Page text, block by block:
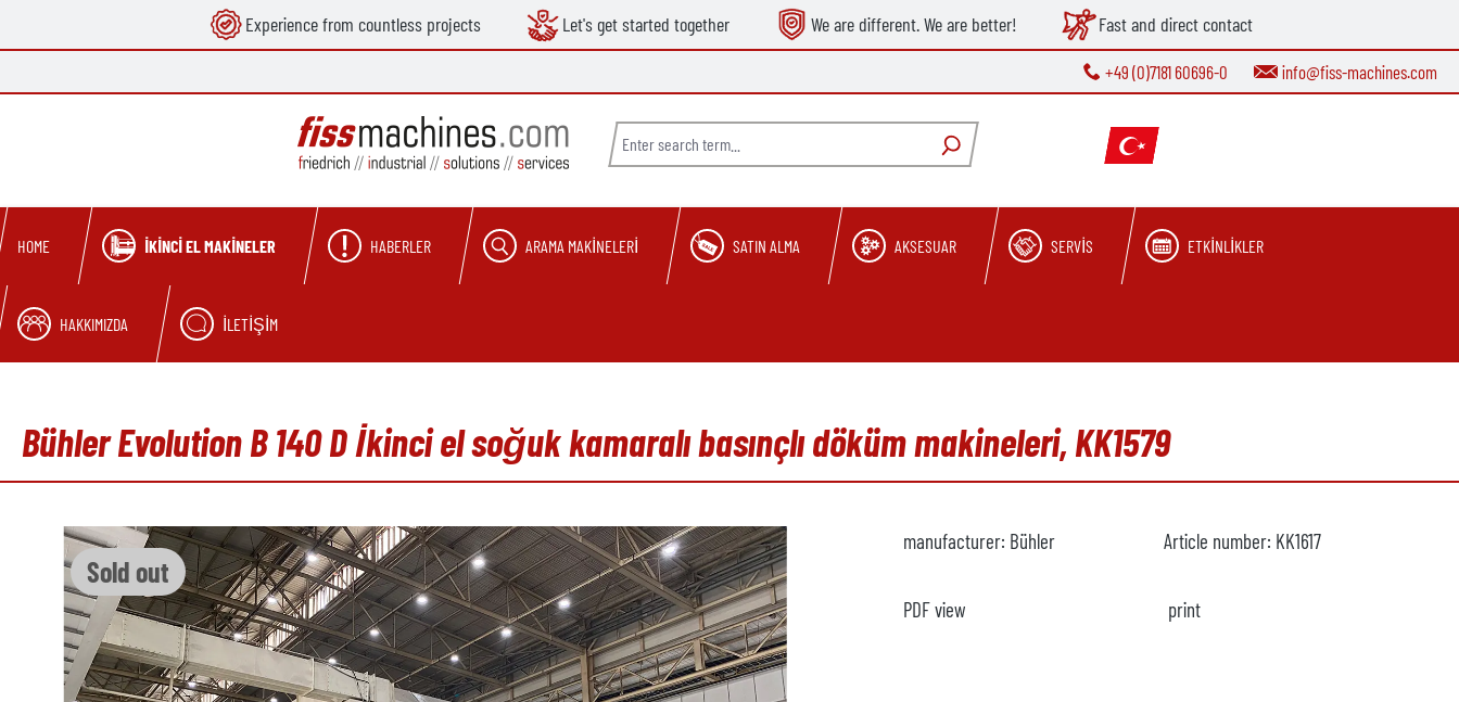
Skip to main navigation Experience from countless projects Let's get started together We are different. We are better! Fast and direct contact
+49 (0)7181 60696-0 info@fiss-machines.com
HOME İKINCI EL MAKINELER HABERLER ARAMA MAKINELERI SATIN ALMA AKSESUAR SERVIS ETKINLIKLER
HAKKIMIZDA İLETIŞIM
Bühler Evolution B 140 D İkinci el soğuk kamaralı basınçlı döküm makineleri, KK1579
Sold out
Skip image gallery manufacturer: Bühler Article number: KK1617
PDF view print